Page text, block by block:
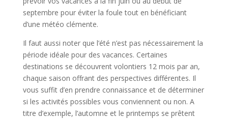
septembre pour éviter la foule tout en bénéficiant
d’une météo clémente.
Il faut aussi noter que l’été n’est pas nécessairement la
période idéale pour des vacances. Certaines
destinations se découvrent volontiers 12 mois par an,
chaque saison offrant des perspectives différentes. Il
vous suffit d’en prendre connaissance et de déterminer
si les activités possibles vous conviennent ou non. A
titre d’exemple, l’automne et le printemps se prêtent